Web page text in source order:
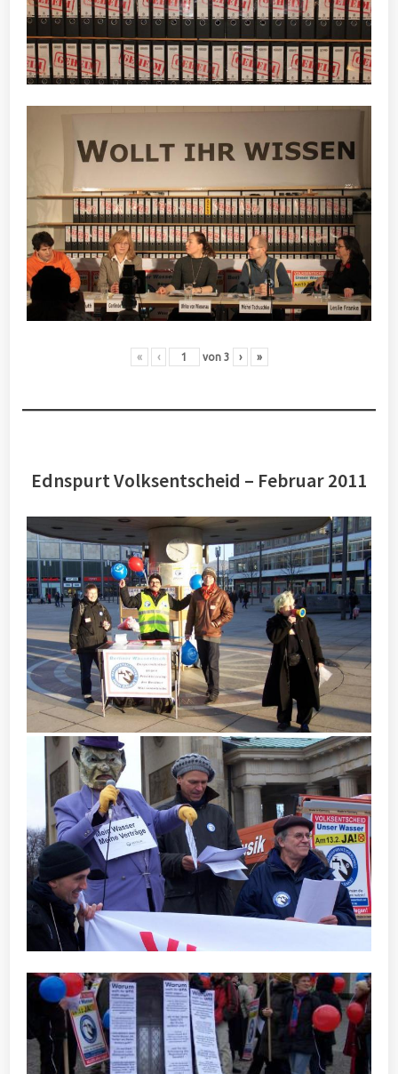
« ‹ von 3 › »
Ednspurt Volksentscheid – Februar 2011